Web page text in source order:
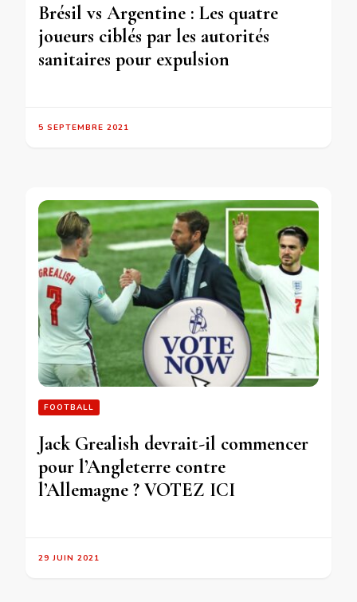
Brésil vs Argentine : Les quatre
joueurs ciblés par les autorités
sanitaires pour expulsion
5 SEPTEMBRE 2021
FOOTBALL
Jack Grealish devrait-il commencer
pour l’Angleterre contre
l’Allemagne ? VOTEZ ICI
29 JUIN 2021